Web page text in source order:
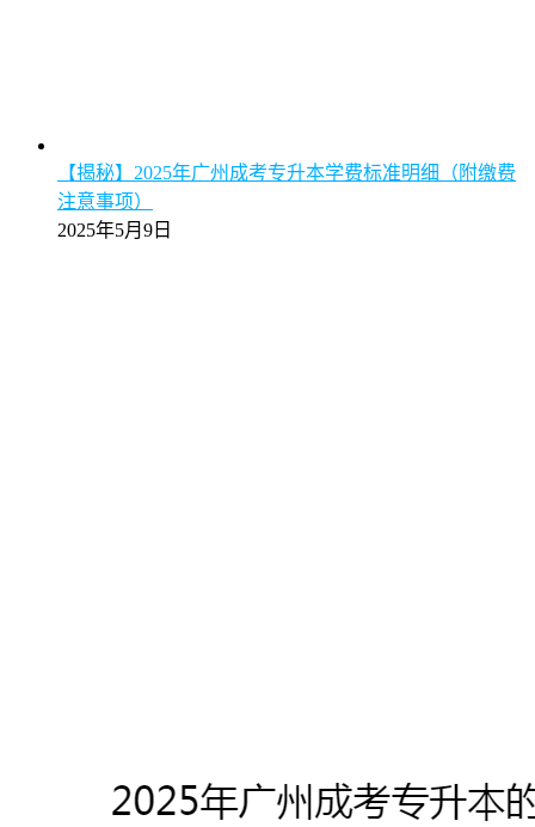
【揭秘】2025年广州成考专升本学费标准明细（附缴费
注意事项）
2025年5月9日